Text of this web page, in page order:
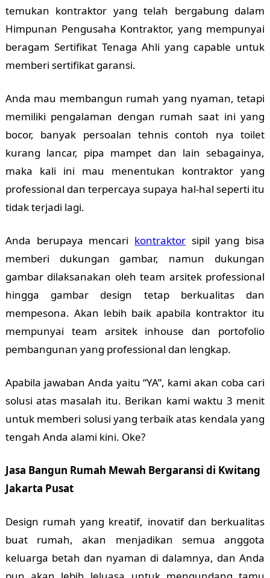
temukan kontraktor yang telah bergabung dalam
Himpunan Pengusaha Kontraktor, yang mempunyai
beragam Sertifikat Tenaga Ahli yang capable untuk
memberi sertifikat garansi.
Anda mau membangun rumah yang nyaman, tetapi
memiliki pengalaman dengan rumah saat ini yang
bocor, banyak persoalan tehnis contoh nya toilet
kurang lancar, pipa mampet dan lain sebagainya,
maka kali ini mau menentukan kontraktor yang
professional dan terpercaya supaya hal-hal seperti itu
tidak terjadi lagi.
Anda berupaya mencari kontraktor sipil yang bisa
memberi dukungan gambar, namun dukungan
gambar dilaksanakan oleh team arsitek professional
hingga gambar design tetap berkualitas dan
mempesona. Akan lebih baik apabila kontraktor itu
mempunyai team arsitek inhouse dan portofolio
pembangunan yang professional dan lengkap.
Apabila jawaban Anda yaitu “YA”, kami akan coba cari
solusi atas masalah itu. Berikan kami waktu 3 menit
untuk memberi solusi yang terbaik atas kendala yang
tengah Anda alami kini. Oke?
Jasa Bangun Rumah Mewah Bergaransi di Kwitang
Jakarta Pusat
Design rumah yang kreatif, inovatif dan berkualitas
buat rumah, akan menjadikan semua anggota
keluarga betah dan nyaman di dalamnya, dan Anda